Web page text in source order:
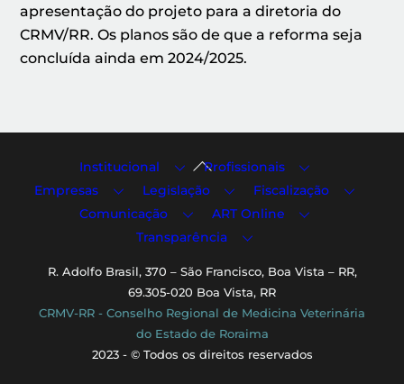
apresentação do projeto para a diretoria do
CRMV/RR. Os planos são de que a reforma seja
concluída ainda em 2024/2025.
Back
To
Top
Institucional
Profissionais
Empresas
Legislação
Fiscalização
Comunicação
ART Online
Transparência
R. Adolfo Brasil, 370 – São Francisco, Boa Vista – RR,
69.305-020 Boa Vista, RR
CRMV-RR - Conselho Regional de Medicina Veterinária
do Estado de Roraima
2023 - © Todos os direitos reservados